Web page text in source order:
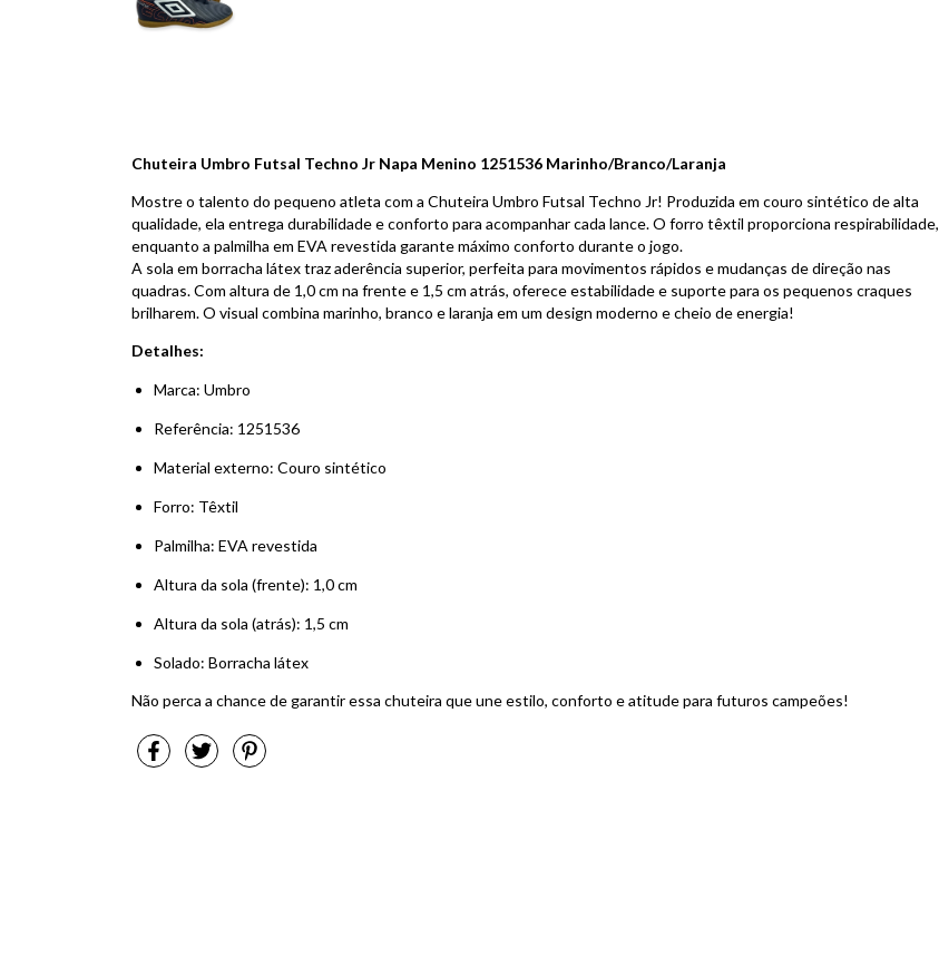
Chuteira Umbro Futsal Techno Jr Napa Menino 1251536 Marinho/Branco/Laranja
Mostre o talento do pequeno atleta com a Chuteira Umbro Futsal Techno Jr! Produzida em couro sintético de alta
qualidade, ela entrega durabilidade e conforto para acompanhar cada lance. O forro têxtil proporciona respirabilidade,
enquanto a palmilha em EVA revestida garante máximo conforto durante o jogo.
A sola em borracha látex traz aderência superior, perfeita para movimentos rápidos e mudanças de direção nas
quadras. Com altura de 1,0 cm na frente e 1,5 cm atrás, oferece estabilidade e suporte para os pequenos craques
brilharem. O visual combina marinho, branco e laranja em um design moderno e cheio de energia!
Detalhes:
Marca: Umbro
Referência: 1251536
Material externo: Couro sintético
Forro: Têxtil
Palmilha: EVA revestida
Altura da sola (frente): 1,0 cm
Altura da sola (atrás): 1,5 cm
Solado: Borracha látex
Não perca a chance de garantir essa chuteira que une estilo, conforto e atitude para futuros campeões!